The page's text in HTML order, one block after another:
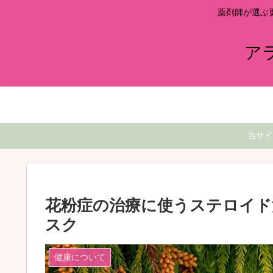
薬剤師が選ぶ
ア
当サ
花粉症の治療に使うステロイ
スク
健康について